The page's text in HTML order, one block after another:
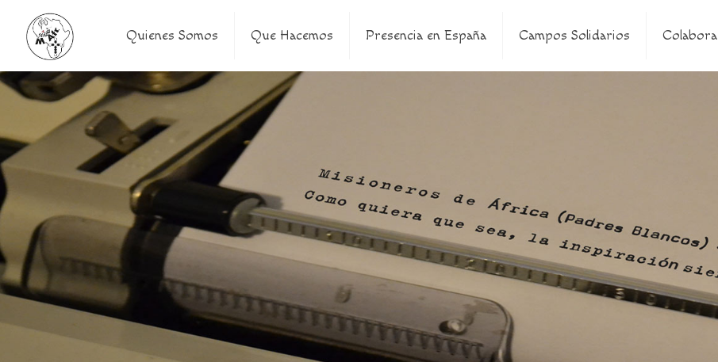
Quienes Somos Que Hacemos Presencia en España Campos Solidarios Colabora